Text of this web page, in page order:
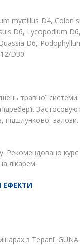
myrtillus D4, Colon
D6, Lycopodium
D6,
D30.
травної
підшлункової залози.
Рекомендовано курс
лікарем.
ЕФЕКТИ
з Терапії GUNA.